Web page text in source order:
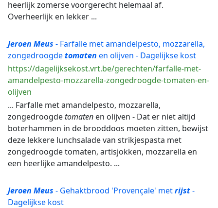
heerlijk zomerse voorgerecht helemaal af.
Overheerlijk en lekker ...
Jeroen Meus - Farfalle met amandelpesto, mozzarella,
zongedroogdetomaten en olijven - Dagelijkse kost
https://dagelijksekost.vrt.be/gerechten/farfalle-met-
amandelpesto-mozzarella-zongedroogde-tomaten-en-
olijven
... Farfalle met amandelpesto, mozzarella,
zongedroogdetomaten en olijven - Dat er niet altijd
boterhammen in de brooddoos moeten zitten, bewijst
deze lekkere lunchsalade van strikjespasta met
zongedroogde tomaten, artisjokken, mozzarella en
een heerlijke amandelpesto. ...
Jeroen Meus - Gehaktbrood 'Provençale' metrijst-
Dagelijkse kost